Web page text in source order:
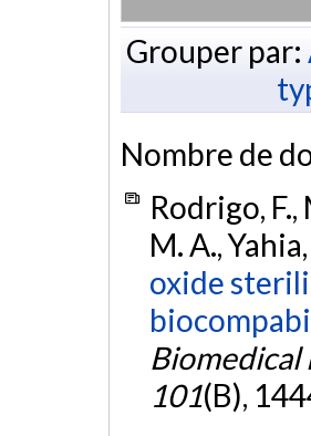
Grouper par:
Nombre de
Rodrigo, F.,
M. A.,
oxide
Biomedical
101(B),